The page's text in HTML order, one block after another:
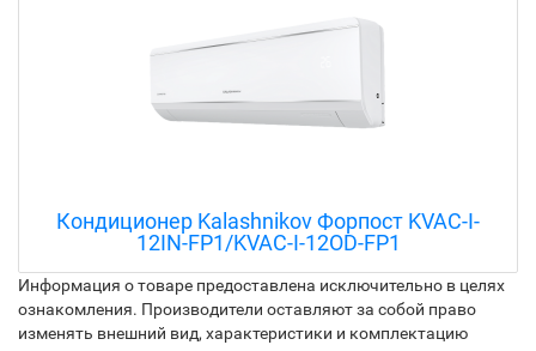
KVAC-I-
Кондиционер Kalashnikov Gals
/KVAC-I-18OD-G0
Информация о товаре предоставлена исключительно в целях
ознакомления. Производители оставляют за собой право
изменять внешний вид, характеристики и комплектацию